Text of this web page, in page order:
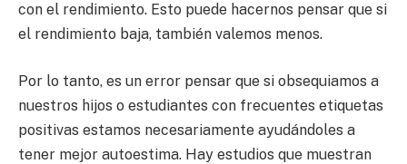
con el rendimiento. Esto puede hacernos pensar que si
el rendimiento baja, también valemos menos.
Por lo tanto, es un error pensar que si obsequiamos a
nuestros hijos o estudiantes con frecuentes etiquetas
positivas estamos necesariamente ayudándoles a
tener mejor autoestima. Hay estudios que muestran